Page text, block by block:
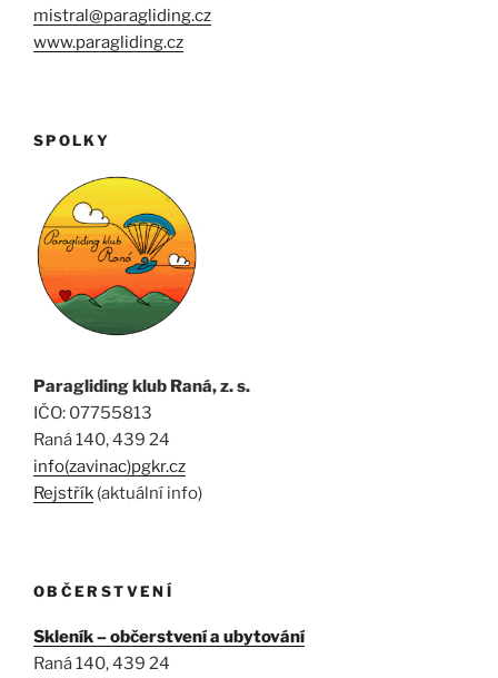
mistral@paragliding.cz
www.paragliding.cz
SPOLKY
Paragliding klub Raná, z. s.
IČO: 07755813
Raná 140, 439 24
info(zavinac)pgkr.cz
Rejstřík (aktuální info)
OBČERSTVENÍ
Skleník – občerstvení a ubytování
Raná 140, 439 24